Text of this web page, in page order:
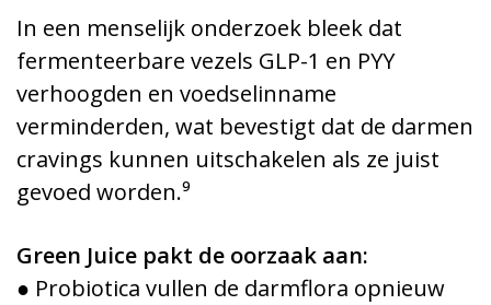
In een menselijk onderzoek bleek dat
fermenteerbare vezels GLP-1 en PYY
verhoogden en voedselinname
verminderden, wat bevestigt dat de darmen
cravings kunnen uitschakelen als ze juist
gevoed worden.⁹
Green Juice pakt de oorzaak aan:
● Probiotica vullen de darmflora opnieuw